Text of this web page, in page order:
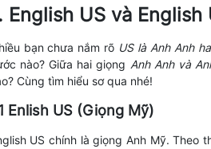
English US và English
bạn chưa nắm rõ US là Anh Anh
nào? Giữa hai giọng Anh Anh và
Cùng tìm hiểu sơ qua nhé!
Enlish US (Giọng Mỹ)
US chính là giọng Anh Mỹ. Theo